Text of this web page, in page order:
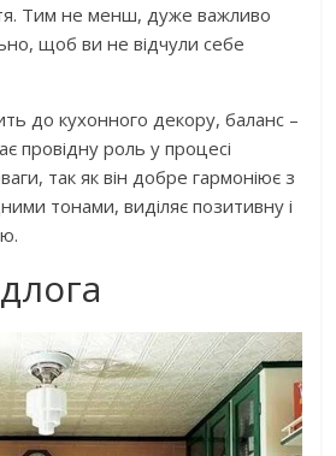
Тим не менш, дуже важливо
щоб ви не відчули себе
до кухонного декору, баланс –
провідну роль у процесі
так як він добре гармоніює з
тонами, виділяє позитивну і